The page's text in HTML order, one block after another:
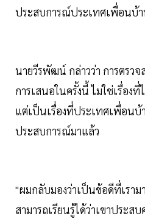
ประสบการณ์ประเทศเพื่อนบ้
นายวีรพัฒน์ กล่าวว่า การตรว
การเสนอในครั้งนี้ ไม่ใช่เรื่อง
แต่เป็นเรื่องที่ประเทศเพื่อน
ประสบการณ์มาแล้ว
"ผมกลับมองว่าเป็นข้อดีที่เราม
สามารถเรียนรู้ได้ว่าเขาประส